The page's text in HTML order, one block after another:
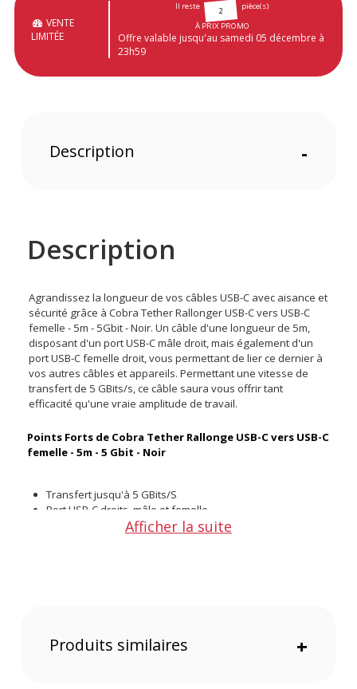
VENTE
LIMITÉE
Il reste 2
pièce(s)
À PRIX PROMO
Offre valable jusqu'au samedi 05 décembre à
23h59
Description -
Description
Agrandissez la longueur de vos câbles USB-C avec aisance et
sécurité grâce à Cobra Tether Rallonger USB-C vers USB-C
femelle - 5m - 5Gbit - Noir. Un câble d'une longueur de 5m,
disposant d'un port USB-C mâle droit, mais également d'un
port USB-C femelle droit, vous permettant de lier ce dernier à
vos autres câbles et appareils. Permettant une vitesse de
transfert de 5 GBits/s, ce câble saura vous offrir tant
efficacité qu'une vraie amplitude de travail.
Points Forts de Cobra Tether Rallonge USB-C vers USB-C
femelle - 5m - 5 Gbit - Noir
Transfert jusqu'à 5 GBits/S
Port USB-C droits, mâle et femelle
Longueur de 5 m
Type de Produit : Câble USB-C droit mâle vers USB-C droit
Afficher la suite
Produits similaires +